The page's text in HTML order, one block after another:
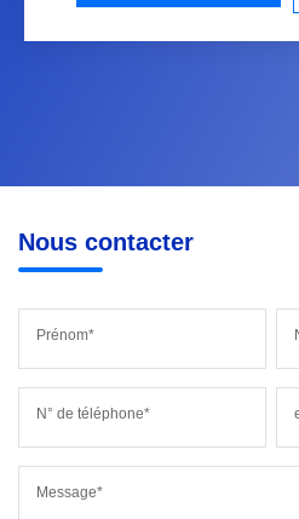
Nous contacter
Prénom*
N° de téléphone*
Message*